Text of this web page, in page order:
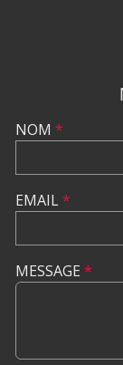
NOM *
EMAIL*
MESSAGE *